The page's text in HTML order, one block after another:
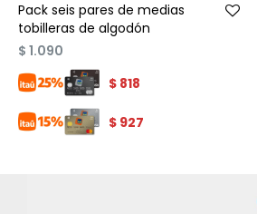
Pack seis pares de medias
tobilleras de algodón
$ 1.090
$ 818
$ 927